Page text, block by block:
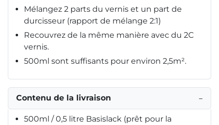
Mélangez 2 parts du vernis et un part de
durcisseur (rapport de mélange 2:1)
Recouvrez de la même manière avec du 2C
vernis.
500ml sont suffisants pour environ 2,5m².
Contenu de la livraison −
500ml / 0,5 litre Basislack (prêt pour la